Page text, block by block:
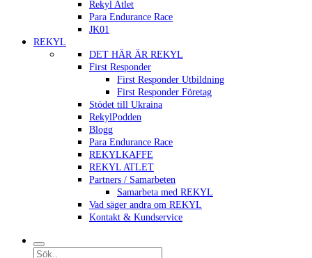
Rekyl Atlet
Para Endurance Race
JK01
REKYL
DET HÄR ÄR REKYL
First Responder
First Responder Utbildning
First Responder Företag
Stödet till Ukraina
RekylPodden
Blogg
Para Endurance Race
REKYLKAFFE
REKYL ATLET
Partners / Samarbeten
Samarbeta med REKYL
Vad säger andra om REKYL
Kontakt & Kundservice